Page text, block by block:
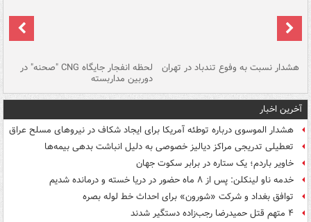
هشدار نسبت به وفوع تندباد در تهران لحظه انفجار جایگاه CNG "صحنه" در
دوربین مداربسته
آخرین اخبار
هشدار الموسوی درباره توطئه آمریکا برای ایجاد شکاف در نیروهای مسلح عراق
تعطیلی تدریجی مراکز دیالیز خصوصی به دلیل انباشت بدهی بیمه‌ها
خاویر باردم؛ یک ستاره در برابر سکوت جهان
خدمه ناو لینکلن: پس از ۸ ماه حضور در دریا خسته و درمانده‌ شدیم
توافق بغداد و شرکت «شورون» برای احداث خط لوله بصره
۴ متهم قتل حمیدرضا رجب‌زاده دستگیر شدند